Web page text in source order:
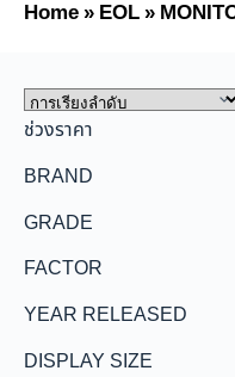
Home»EOL»
ช่วงราคา
BRAND
GRADE
FACTOR
YEAR RELEASED
DISPLAY SIZE